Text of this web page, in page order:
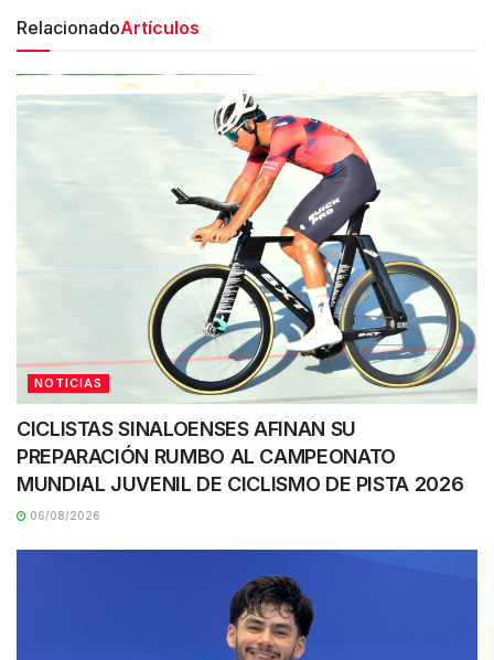
RelacionadoArtículos
NOTICIAS
CICLISTAS SINALOENSES AFINAN SU
PREPARACIÓN RUMBO AL CAMPEONATO
MUNDIAL JUVENIL DE CICLISMO DE PISTA 2026
06/08/2026